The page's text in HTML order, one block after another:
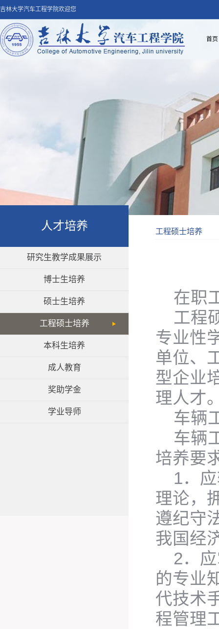
吉林大学汽车工程学院欢迎您
首页
人才培养
研究生教学成果展示
博士生培养
硕士生培养
工程硕士培养
本科生培养
成人教育
奖助学金
学业导师
工程硕士培养
在职
工程
专业性
单位、
型企业
理人才
车辆
车辆
培养要
1．
理论，
遵纪守
我国经
2．
的专业
代技术
程管理